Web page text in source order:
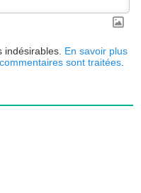
indésirables. En savoir plus
sont traitées